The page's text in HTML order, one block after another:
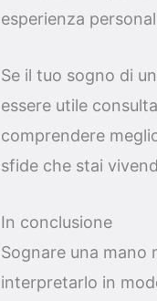
esperienza
Se il tuo sogno di
essere utile
comprendere
sfide che stai
In conclusione
Sognare una mano
interpretarlo in